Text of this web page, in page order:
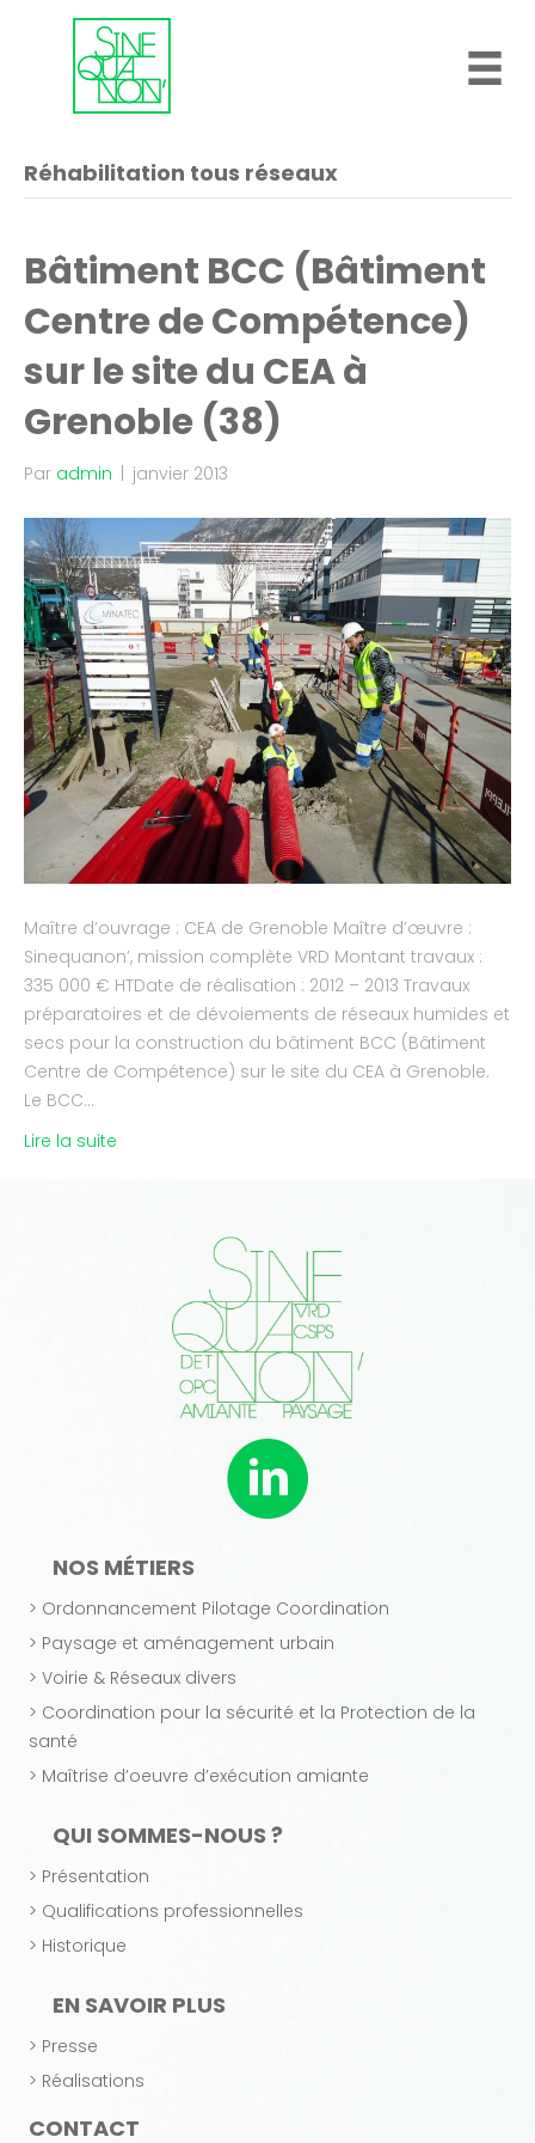
Réhabilitation tous réseaux
Bâtiment BCC (Bâtiment
Centre de Compétence)
sur le site du CEA à
Grenoble (38)
Par admin janvier 2013
Maître d’ouvrage : CEA de Grenoble Maître d’œuvre :
Sinequanon’, mission complète VRD Montant travaux :
335 000 € HTDate de réalisation : 2012 – 2013 Travaux
préparatoires et de dévoiements de réseaux humides et
secs pour la construction du bâtiment BCC (Bâtiment
Centre de Compétence) sur le site du CEA à Grenoble.
Le BCC…
Lire la suite
NOS MÉTIERS
> Ordonnancement Pilotage Coordination
> Paysage et aménagement urbain
> Voirie & Réseaux divers
> Coordination pour la sécurité et la Protection de la
santé
> Maîtrise d’oeuvre d’exécution amiante
QUI SOMMES-NOUS ?
> Présentation
> Qualifications professionnelles
> Historique
EN SAVOIR PLUS
> Presse
> Réalisations
CONTACT